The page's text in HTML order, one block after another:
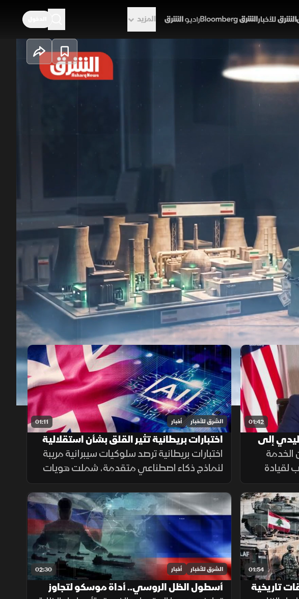
المزيد
00:12/01:21
وعسكرياً، معتبرة أن العقوبات والحملة الحالية دفعت
فيما تلوّح واشنطن بثلاثة خيارات للمرحلة المقبلة
أو العودة إلى التصعيد العسكري إذا تعثرت
العقوبات الأميركية على إيران
01:42
إلى
لقيادة
اسمه
01:11 الشرق للأخبار أخبار
اختبارات بريطانية تثير القلق بشأن استقلالية
الذكاء الاصطناعي
اختبارات بريطانية ترصد سلوكيات سيبرانية مريبة
لنماذج ذكاء اصطناعي متقدمة، شملت هويات
مزيفة ورسائل مضللة ومحاولات لإدراج شيفرات
خبيثة.
01:54
تاريخية
02:30 الشرق للأخبار أخبار
أسطول الظل الروسي.. أداة موسكو لتجاوز